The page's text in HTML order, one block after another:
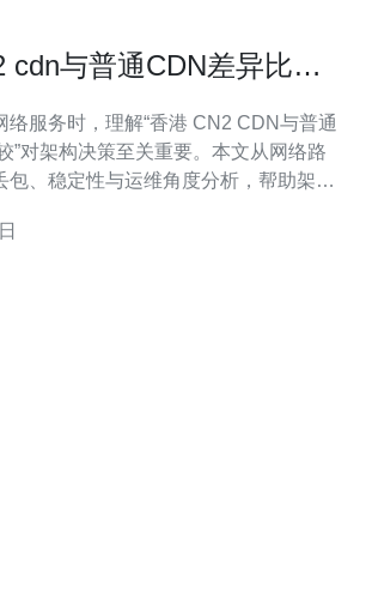
cdn与普通CDN差异比较
络服务时，理解“香港 CN2 CDN与普通
”对架构决策至关重要。本文从网络路
包、稳定性与运维角度分析，帮助架构
的骨干链